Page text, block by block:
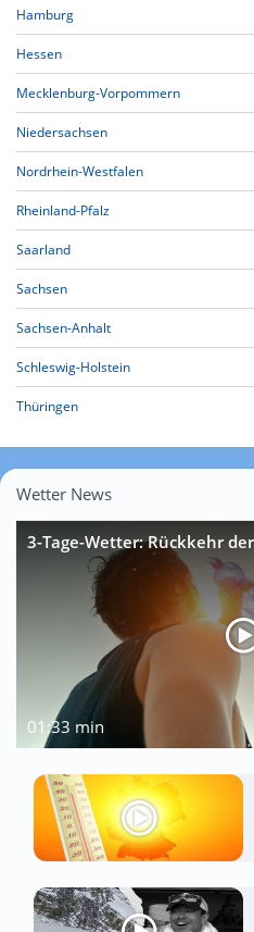
Hamburg
Hessen
Mecklenburg-Vorpommern
Niedersachsen
Nordrhein-Westfalen
Rheinland-Pfalz
Saarland
Sachsen
Sachsen-Anhalt
Schleswig-Holstein
Thüringen
Wetter News
3-Tage-Wetter: Rückkehr
01:33 min